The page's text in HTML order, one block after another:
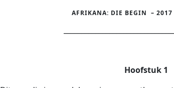
AFRIKANA: DIE BEGIN –
Hoofstuk 1